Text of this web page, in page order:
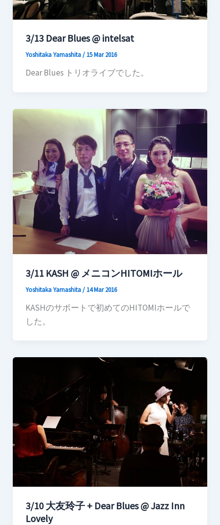
3/13 Dear Blues @ intelsat
Yoshitaka Yamashita/ 15 Mar 2016
Dear Blues トリオライブでした。
3/11 KASH @ メニコンHITOMIホール
Yoshitaka Yamashita/ 14 Mar 2016
KASHのサポートで初めてのHITOMIホールで
した。
3/10 大友玲子 + Dear Blues @ Jazz Inn
Lovely